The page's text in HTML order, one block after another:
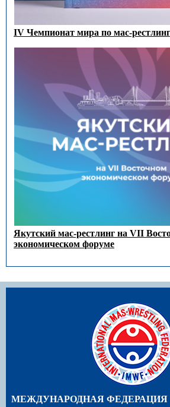
IV Чемпионат мира по мас-
Якутский мас-рестлинг на VII
экономическом форуме
МЕЖДУНАРОДНАЯ ФЕДЕРАЦИЯ